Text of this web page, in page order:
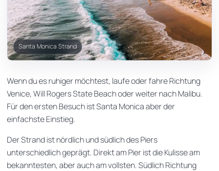
Santa Monica Strand
Wenn du es ruhiger möchtest, laufe oder fahre Richtung
Venice, Will Rogers State Beach oder weiter nach Malibu.
Für den ersten Besuch ist Santa Monica aber der
einfachste Einstieg.
Der Strand ist nördlich und südlich des Piers
unterschiedlich geprägt. Direkt am Pier ist die Kulisse am
bekanntesten, aber auch am vollsten. Südlich Richtung